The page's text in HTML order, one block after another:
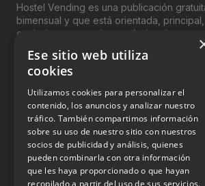
Hostel Vending es una publicación
bimensual y que está orientada,
exclusivamente, a los profesionales y
del “Vending”; nombre con el que se
genéricamente entre profesionales a la
productos y servicios a través de
INFORMACIÓN LEGAL
Aviso Legal
Política de Privacidad
Política de Cookies
Ese sitio web utiliza
cookies
Utilizamos cookies para personalizar el
contenido, los anuncios y analizar nuestro
tráfico. También compartimos información
sobre su uso de nuestro sitio con nuestros
socios de publicidad y análisis, quienes
pueden combinarla con otra información
que les haya proporcionado o que hayan
recopilado a partir del uso de sus servicios.